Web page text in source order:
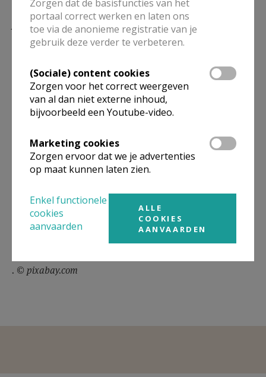
Scholen
Alle onderwijsnetten
. © pixabay.com
Zorgen dat de basisfuncties van het
portaal correct werken en laten ons
toe via de anonieme registratie van je
gebruik deze verder te verbeteren.
(Sociale) content cookies
Zorgen voor het correct weergeven
van al dan niet externe inhoud,
bijvoorbeeld een Youtube-video.
Marketing cookies
Zorgen ervoor dat we je advertenties
op maat kunnen laten zien.
Enkel functionele
cookies
aanvaarden
ALLE
COOKIES
AANVAARDEN